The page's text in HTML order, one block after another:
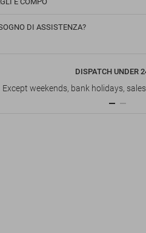
DI ASSISTENZA?
DISPATCH UNDER
Except weekends, bank holidays,